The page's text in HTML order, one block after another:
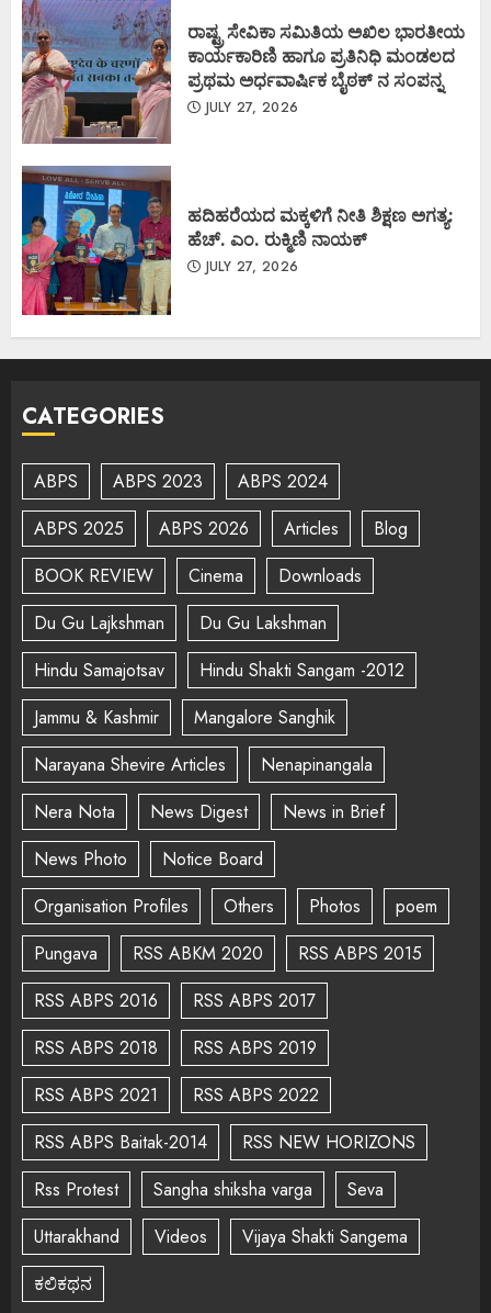
ರಾಷ್ಟ್ರ ಸೇವಿಕಾ ಸಮಿತಿಯ ಅಖಿಲ ಭಾರತೀಯ
ಕಾರ್ಯಕಾರಿಣಿ ಹಾಗೂ ಪ್ರತಿನಿಧಿ ಮಂಡಲದ
ಪ್ರಥಮ ಅರ್ಧವಾರ್ಷಿಕ ಬೈಠಕ್ ನ ಸಂಪನ್ನ
JULY 27, 2026
ಹದಿಹರೆಯದ ಮಕ್ಕಳಿಗೆ ನೀತಿ ಶಿಕ್ಷಣ ಅಗತ್ಯ:
ಹೆಚ್. ಎಂ. ರುಕ್ಮಿಣಿ ನಾಯಕ್
JULY 27, 2026
CATEGORIES
ABPS ABPS 2023
ABPS 2024
ABPS 2025
ABPS 2026 Articles
Blog
BOOK REVIEW
Cinema
Downloads
Du Gu Lajkshman
Du Gu Lakshman
Hindu Samajotsav
Hindu Shakti Sangam -2012
Jammu & Kashmir
Mangalore Sanghik
Narayana Shevire Articles
Nenapinangala
Nera Nota
News Digest
News in Brief
News Photo
Notice Board
Organisation Profiles
Others Photos
poem
Pungava
RSS ABKM 2020
RSS ABPS 2015
RSS ABPS 2016
RSS ABPS 2017
RSS ABPS 2018
RSS ABPS 2019
RSS ABPS 2021
RSS ABPS 2022
RSS ABPS Baitak-2014
RSS NEW HORIZONS
Rss Protest
Sangha shiksha varga
Seva
Uttarakhand
Videos
Vijaya Shakti Sangema
ಕಲಿಕಥನ